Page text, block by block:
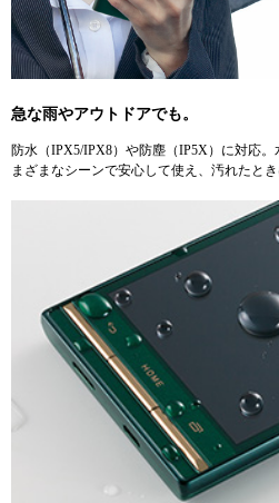
急な雨やアウトドアでも。
防水（IPX5/IPX8）や防塵（IP5X）に対応
まざまなシーンで安心して使え、汚れたと